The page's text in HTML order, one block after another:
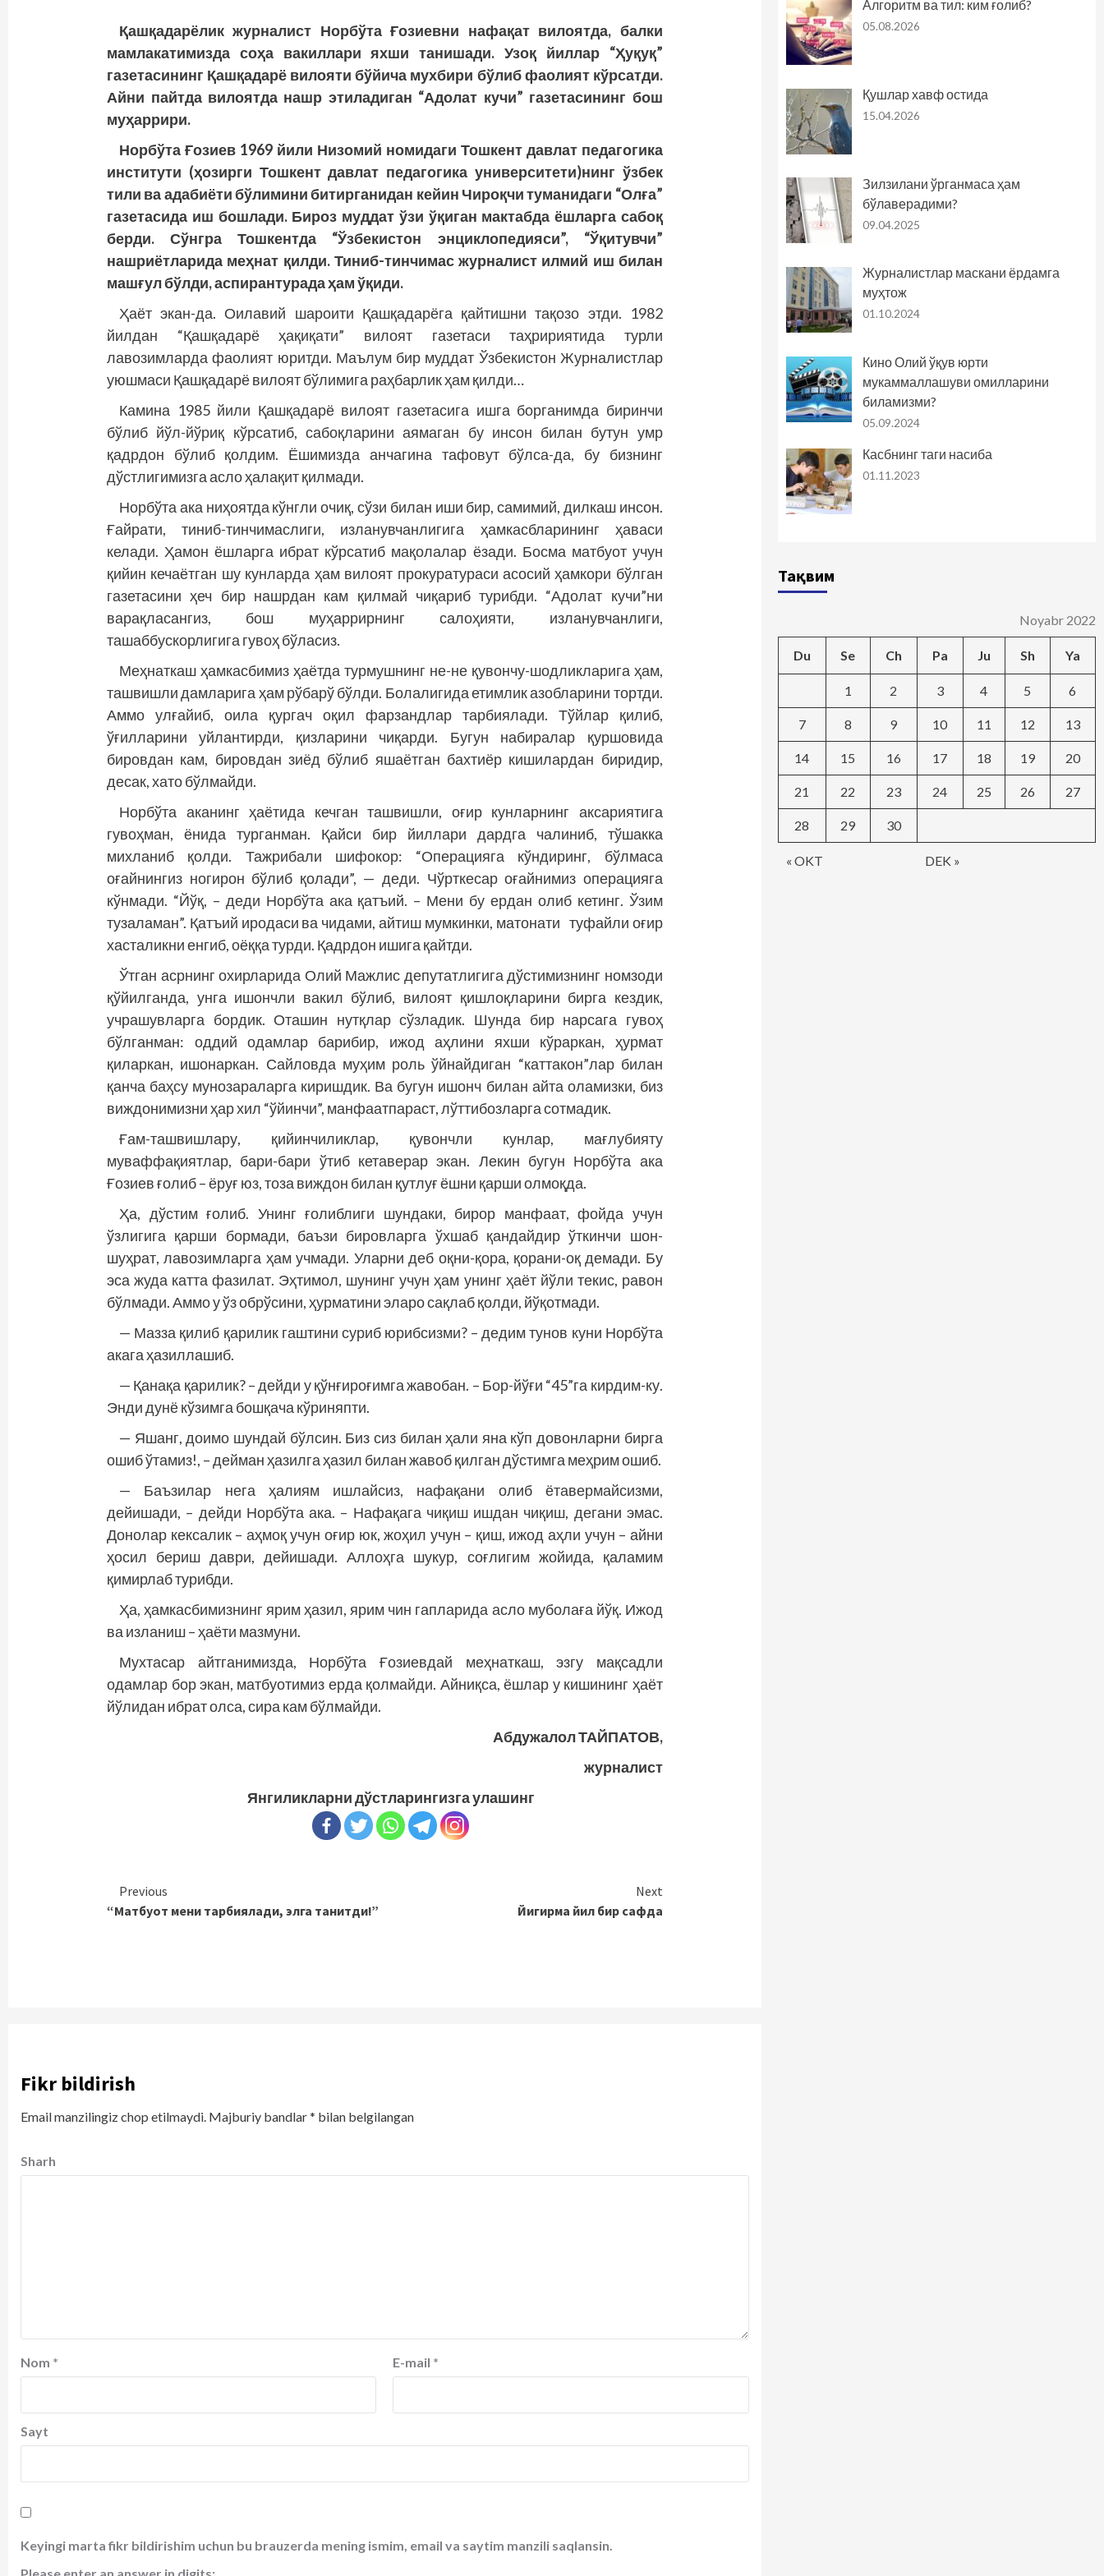
Қашқадарёлик журналист Норбўта Ғозиевни нафақат вилоятда, балки
мамлакатимизда соҳа вакиллари яхши танишади. Узоқ йиллар “Ҳуқуқ”
газетасининг Қашқадарё вилояти бўйича мухбири бўлиб фаолият кўрсатди.
Айни пайтда вилоятда нашр этиладиган “Адолат кучи” газетасининг бош
муҳаррири.
Норбўта Ғозиев 1969 йили Низомий номидаги Тошкент давлат педагогика
институти (ҳозирги Тошкент давлат педагогика университети)нинг ўзбек
тили ва адабиёти бўлимини битирганидан кейин Чироқчи туманидаги “Олға”
газетасида иш бошлади. Бироз муддат ўзи ўқиган мактабда ёшларга сабоқ
берди. Сўнгра Тошкентда “Ўзбекистон энциклопедияси”, “Ўқитувчи”
нашриётларида меҳнат қилди. Тиниб-тинчимас журналист илмий иш билан
машғул бўлди, аспирантурада ҳам ўқиди.
Ҳаёт экан-да. Оилавий шароити Қашқадарёга қайтишни тақозо этди. 1982
йилдан “Қашқадарё ҳақиқати” вилоят газетаси таҳририятида турли
лавозимларда фаолият юритди. Маълум бир муддат Ўзбекистон Журналистлар
уюшмаси Қашқадарё вилоят бўлимига раҳбарлик ҳам қилди…
Камина 1985 йили Қашқадарё вилоят газетасига ишга борганимда биринчи
бўлиб йўл-йўриқ кўрсатиб, сабоқларини аямаган бу инсон билан бутун умр
қадрдон бўлиб қолдим. Ёшимизда анчагина тафовут бўлса-да, бу бизнинг
дўстлигимизга асло ҳалақит қилмади.
Норбўта ака ниҳоятда кўнгли очиқ, сўзи билан иши бир, самимий, дилкаш инсон.
Ғайрати, тиниб-тинчимаслиги, изланувчанлигига ҳамкасбларининг ҳаваси
келади. Ҳамон ёшларга ибрат кўрсатиб мақолалар ёзади. Босма матбуот учун
қийин кечаётган шу кунларда ҳам вилоят прокуратураси асосий ҳамкори бўлган
газетасини ҳеч бир нашрдан кам қилмай чиқариб турибди. “Адолат кучи”ни
варақласангиз, бош муҳаррирнинг салоҳияти, изланувчанлиги,
ташаббускорлигига гувоҳ бўласиз.
Меҳнаткаш ҳамкасбимиз ҳаётда турмушнинг не-не қувончу-шодликларига ҳам,
ташвишли дамларига ҳам рўбарў бўлди. Болалигида етимлик азобларини тортди.
Аммо улғайиб, оила қургач оқил фарзандлар тар­биялади. Тўйлар қилиб,
ўғилларини уйлантирди, қизларини чиқарди. Бугун набиралар қуршовида
бировдан кам, бировдан зиёд бўлиб яшаётган бахтиёр кишилардан биридир,
десак, хато бўлмайди.
Норбўта аканинг ҳаётида кечган ташвишли, оғир кунларнинг аксариятига
гувоҳман, ёнида турганман. Қайси бир йиллари дардга чалиниб, тўшакка
михланиб қолди. Тажрибали шифокор: “Операцияга кўндиринг, бўлмаса
оғайнингиз ногирон бўлиб қолади”, — деди. Чўрткесар оғайнимиз опера­цияга
кўнмади. “Йўқ, – деди Норбўта ака қатъий. – Мени бу ердан олиб кетинг. Ўзим
тузаламан”. Қатъий иродаси ва чидами, айтиш мумкинки, матонати туфайли оғир
хасталикни енгиб, оёққа турди. Қадрдон ишига қайтди.
Ўтган асрнинг охирларида Олий Мажлис депутатлигига дўстимизнинг номзоди
қўйилганда, унга ишонч­­ли вакил бўлиб, вилоят қишлоқларини бирга кездик,
учрашувларга бордик. Оташин нутқлар сўзладик. Шунда бир нарсага гувоҳ
бўлганман: оддий одамлар барибир, ижод аҳлини яхши кўраркан, ҳурмат
қиларкан, ишонаркан. Сайловда муҳим роль ўйнайдиган “каттакон”лар билан
қанча баҳсу мунозараларга киришдик. Ва бугун ишонч билан айта оламизки, биз
виж­донимизни ҳар хил “ўйинчи”, манфаатпараст, лўттибозларга сотмадик.
Ғам-ташвишлару, қийинчиликлар, қувончли кунлар, мағлубияту
муваффақиятлар, бари-бари ўтиб кетаверар экан. Лекин бугун Норбўта ака
Ғозиев ғолиб – ёруғ юз, тоза виждон билан қутлуғ ёшни қарши олмоқда.
Ҳа, дўстим ғолиб. Унинг ғолиблиги шундаки, бирор манфаат, фойда учун
ўзлигига қарши бормади, баъзи бировларга ўхшаб қандайдир ўткинчи шон-
шуҳрат, лавозимларга ҳам учмади. Уларни деб оқни-қора, қорани-оқ демади. Бу
эса жуда катта фазилат. Эҳтимол, шунинг учун ҳам унинг ҳаёт йўли текис, равон
бўлмади. Аммо у ўз обрўсини, ҳурматини эларо сақлаб қолди, йўқотмади.
— Мазза қилиб қарилик гаштини суриб юрибсизми? – дедим тунов куни Норбўта
акага ҳазиллашиб.
— Қанақа қарилик? – дейди у қўнғироғимга жавобан. – Бор-йўғи “45”га кирдим-ку.
Энди дунё кўзимга бошқача кўриняпти.
— Яшанг, доимо шундай бўлсин. Биз сиз билан ҳали яна кўп довонларни бирга
ошиб ўтамиз!, – дейман ҳазилга ҳазил билан жавоб қилган дўс­тимга меҳрим ошиб.
— Баъзилар нега ҳалиям ишлайсиз, нафақани олиб ётавермайсизми,
дейишади, – дейди Норбўта ака. – Нафақага чиқиш ишдан чиқиш, дегани эмас.
Донолар кексалик – аҳмоқ учун оғир юк, жоҳил учун – қиш, ижод аҳли учун – айни
ҳосил бериш даври, де­йишади. Аллоҳга шукур, соғлигим жойида, қаламим
қимирлаб турибди.
Ҳа, ҳамкасбимизнинг ярим ҳазил, ярим чин гапларида асло муболаға йўқ. Ижод
ва изланиш – ҳаёти мазмуни.
Мухтасар айтганимизда, Норбўта Ғозиевдай меҳнаткаш, эзгу мақсадли
одамлар бор экан, матбуотимиз ерда қолмайди. Айниқса, ёшлар у кишининг ҳаёт
йўлидан ибрат олса, сира кам бўлмайди.
Абдужалол ТАЙПАТОВ,
журналист
Янгиликларни дўстларингизга улашинг
Continue
Reading
Previous
“Матбуот мени тарбиялади, элга танитди!”
Next
Йигирма йил бир сафда
Fikr bildirish
Email manzilingiz chop etilmaydi. Majburiy bandlar* bilan belgilangan
Sharh
Nom * E-mail *
Sayt
Keyingi marta fikr bildirishim uchun bu brauzerda mening ismim, email va saytim manzili saqlansin.
Алгоритм ва тил: ким ғолиб?
05.08.2026
Қушлар хавф остида
15.04.2026
Зилзилани ўрганмаса ҳам
бўлаверадими?
09.04.2025
Журналистлар маскани ёрдамга
муҳтож
01.10.2024
Кино Олий ўқув юрти
мукаммаллашуви омилларини
биламизми?
05.09.2024
Касбнинг таги насиба
01.11.2023
Тақвим
Noyabr 2022
Du Se Ch Pa Ju Sh Ya
« OKT DEK »
1 2 3 4 5 6
7 8 9 10 11 12 13
14 15 16 17 18 19 20
21 22 23 24 25 26 27
28 29 30